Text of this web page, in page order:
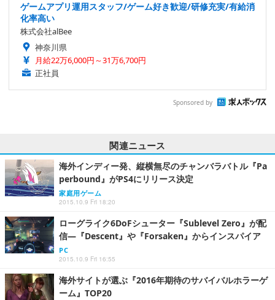
ゲームアプリ運用スタッフ/ゲーム好き歓迎/研修充実/有給消
化率高い
株式会社alBee
神奈川県
月給22万6,000円～31万6,700円
正社員
Sponsored by
関連ニュース
海外インディー発、縦横無尽のチャンバラバトル『Pa
perbound』がPS4にリリース決定
家庭用ゲーム
2015.10.9 Fri 18:20
ローグライク6DoFシューター『Sublevel Zero』が配
信―『Descent』や『Forsaken』からインスパイア
PC
2015.10.9 Fri 16:55
海外サイトが選ぶ『2016年期待のサバイバルホラーゲ
ーム』TOP20